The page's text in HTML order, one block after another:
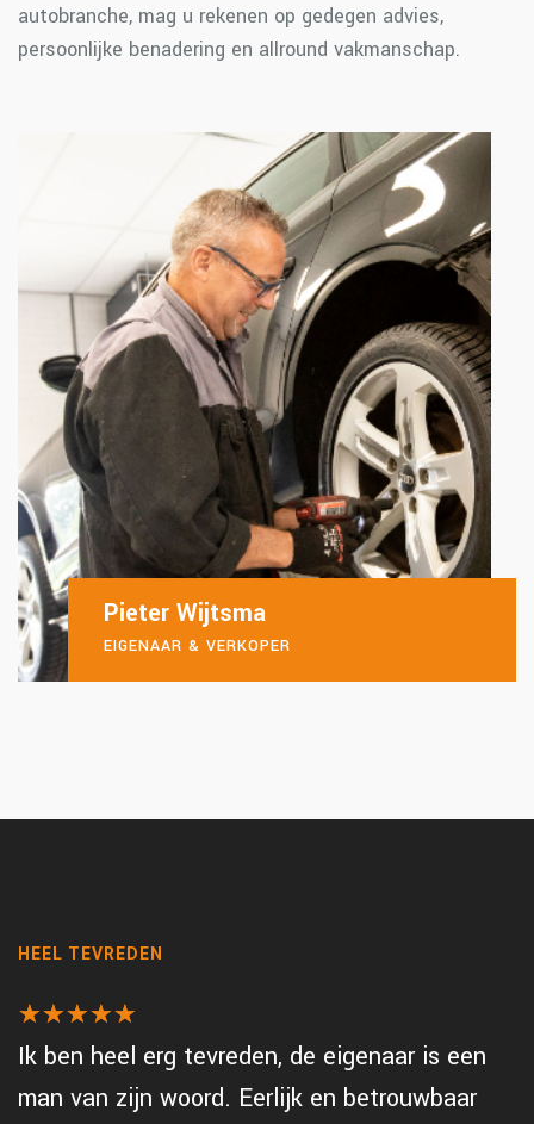
autobranche, mag u rekenen op gedegen advies,
persoonlijke benadering en allround vakmanschap.
Pieter Wijtsma
EIGENAAR & VERKOPER
HEEL TEVREDEN
☆☆☆☆☆
★★★★★
Ik ben heel erg tevreden, de eigenaar is een
man van zijn woord. Eerlijk en betrouwbaar